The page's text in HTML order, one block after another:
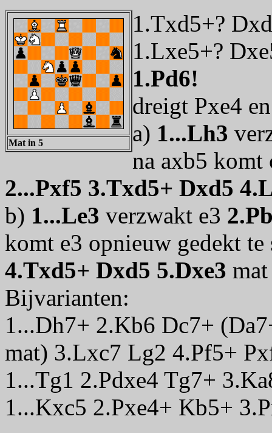
Mat in 5
1.Txd5+?
1.Lxe5+?
1.Pd6!
dreigt Pxe4
a) 1...Lh3
na axb5 komt
2...Pxf5 3.Txd5+ Dxd5
b) 1...Le3 verzwakt e3
komt e3 opnieuw gedekt te
4.Txd5+ Dxd5 5.Dxe3 mat
Bijvarianten:
1...Dh7+ 2.Kb6 Dc7+
mat) 3.Lxc7 Lg2 4.Pf5+
1...Tg1 2.Pdxe4 Tg7+
1...Kxc5 2.Pxe4+ Kb5+